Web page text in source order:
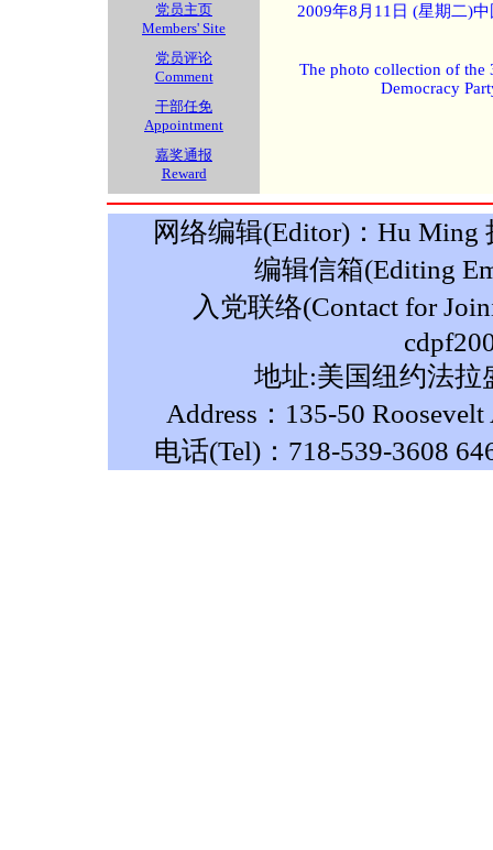
党员主页
Members' Site
党员评论
Comment
干部任免
Appointment
嘉奖通报
Reward
2009年8月11日 (星期二)
The photo collection of the
Democracy
网络编辑(Editor)：Hu Ming
编辑信箱(Editing
入党联络(Contact for
地址:美国纽约法拉
Address：135-50
电话(Tel)：718-539-3608